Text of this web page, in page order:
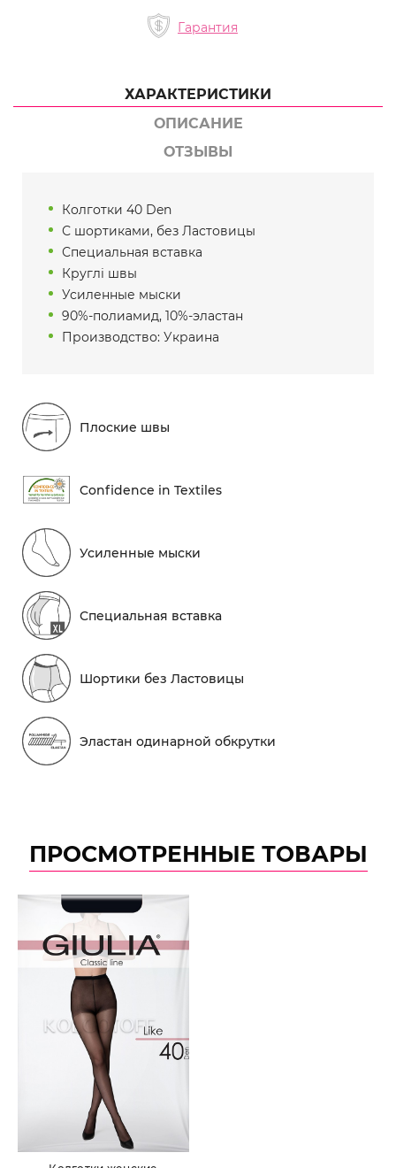
Гарантия
ХАРАКТЕРИСТИКИ
ОПИСАНИЕ
ОТЗЫВЫ
Колготки 40 Den
С шортиками, без Ластовицы
Специальная вставка
Круглі швы
Усиленные мыски
90%-полиамид, 10%-эластан
Производство: Украина
Плоские швы
Conf​idence in Textiles
Усиленные мыски
Специальная вставка
Шортики без Ластовицы
Эластан одинарной обкрутки
ПРОСМОТРЕННЫЕ ТОВАРЫ